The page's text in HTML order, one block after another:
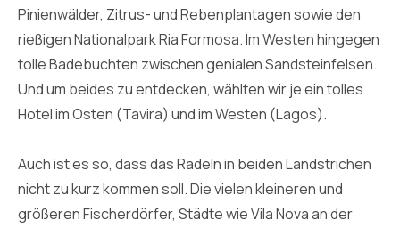
Pinienwälder, Zitrus- und Rebenplantagen sowie den
rießigen Nationalpark Ria Formosa. Im Westen hingegen
tolle Badebuchten zwischen genialen Sandsteinfelsen.
Und um beides zu entdecken, wählten wir je ein tolles
Hotel im Osten (Tavira) und im Westen (Lagos).
Auch ist es so, dass das Radeln in beiden Landstrichen
nicht zu kurz kommen soll. Die vielen kleineren und
größeren Fischerdörfer, Städte wie Vila Nova an der